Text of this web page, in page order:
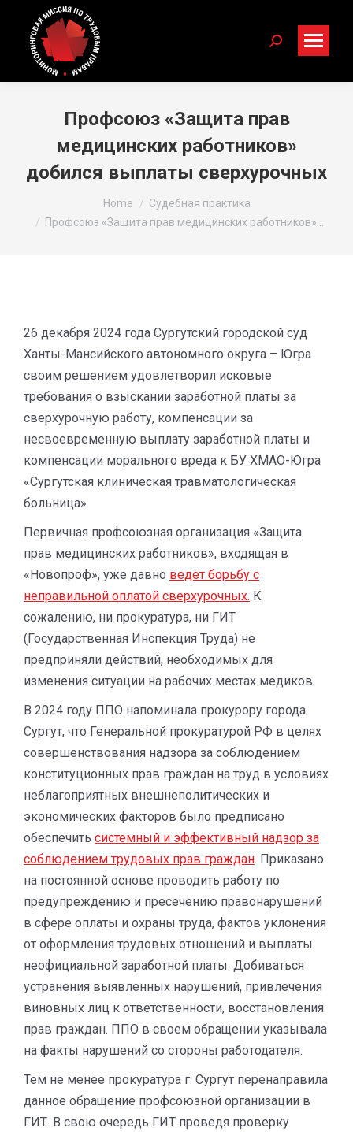
Search:
Профсоюз «Защита прав
медицинских работников»
добился выплаты сверхурочных
Home
Cудебная практика
Профсоюз «Защита прав медицинских работников»…
26 декабря 2024 года Сургутский городской суд
Ханты-Мансийского автономного округа – Югра
своим решением удовлетворил исковые
требования о взыскании заработной платы за
сверхурочную работу, компенсации за
несвоевременную выплату заработной платы и
компенсации морального вреда к БУ ХМАО-Югра
«Сургутская клиническая травматологическая
больница».
Первичная профсоюзная организация «Защита
прав медицинских работников», входящая в
«Новопроф», уже давно ведет борьбу с
неправильной оплатой сверхурочных. К
сожалению, ни прокуратура, ни ГИТ
(Государственная Инспекция Труда) не
предприняли действий, необходимых для
изменения ситуации на рабочих местах медиков.
В 2024 году ППО напоминала прокурору города
Сургут, что Генеральной прокуратурой РФ в целях
совершенствования надзора за соблюдением
конституционных прав граждан на труд в условиях
неблагоприятных внешнеполитических и
экономических факторов было предписано
обеспечить системный и эффективный надзор за
соблюдением трудовых прав граждан. Приказано
на постоянной основе проводить работу по
предупреждению и пресечению правонарушений
в сфере оплаты и охраны труда, фактов уклонения
от оформления трудовых отношений и выплаты
неофициальной заработной платы. Добиваться
устранения выявленных нарушений, привлечения
виновных лиц к ответственности, восстановления
прав граждан. ППО в своем обращении указывала
на факты нарушений со стороны работодателя.
Тем не менее прокуратура г. Сургут перенаправила
данное обращение профсоюзной организации в
ГИТ. В свою очередь ГИТ проведя проверку